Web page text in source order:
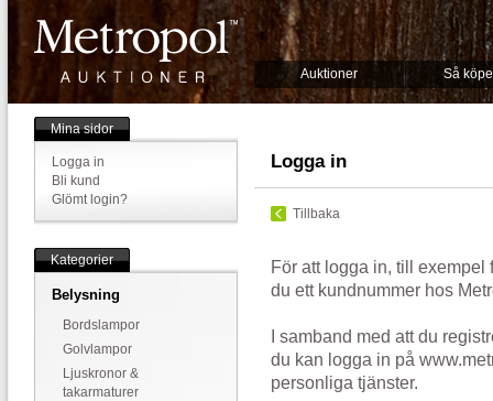
Auktioner Så
Mina sidor
Logga in
Bli kund
Glömt login?
Kategorier
Belysning
Bordslampor
Golvlampor
Ljuskronor &
takarmaturer
Logga in
Tillbaka
För att logga in, till exempel
du ett kundnummer hos
I samband med att du
du kan logga in på
personliga tjänster.